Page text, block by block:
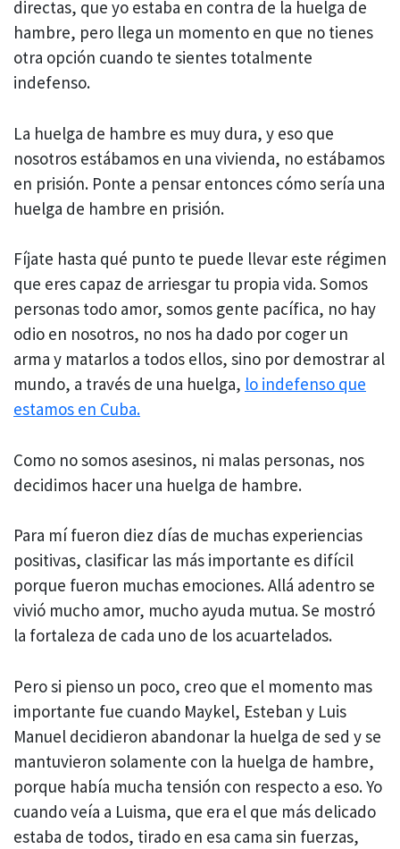
directas, que yo estaba en contra de la huelga de
hambre, pero llega un momento en que no tienes
otra opción cuando te sientes totalmente
indefenso.
La huelga de hambre es muy dura, y eso que
nosotros estábamos en una vivienda, no estábamos
en prisión. Ponte a pensar entonces cómo sería una
huelga de hambre en prisión.
Fíjate hasta qué punto te puede llevar este régimen
que eres capaz de arriesgar tu propia vida. Somos
personas todo amor, somos gente pacífica, no hay
odio en nosotros, no nos ha dado por coger un
arma y matarlos a todos ellos, sino por demostrar al
mundo, a través de una huelga, lo indefenso que
estamos en Cuba.
Como no somos asesinos, ni malas personas, nos
decidimos hacer una huelga de hambre.
Para mí fueron diez días de muchas experiencias
positivas, clasificar las más importante es difícil
porque fueron muchas emociones. Allá adentro se
vivió mucho amor, mucho ayuda mutua. Se mostró
la fortaleza de cada uno de los acuartelados.
Pero si pienso un poco, creo que el momento mas
importante fue cuando Maykel, Esteban y Luis
Manuel decidieron abandonar la huelga de sed y se
mantuvieron solamente con la huelga de hambre,
porque había mucha tensión con respecto a eso. Yo
cuando veía a Luisma, que era el que más delicado
estaba de todos, tirado en esa cama sin fuerzas,